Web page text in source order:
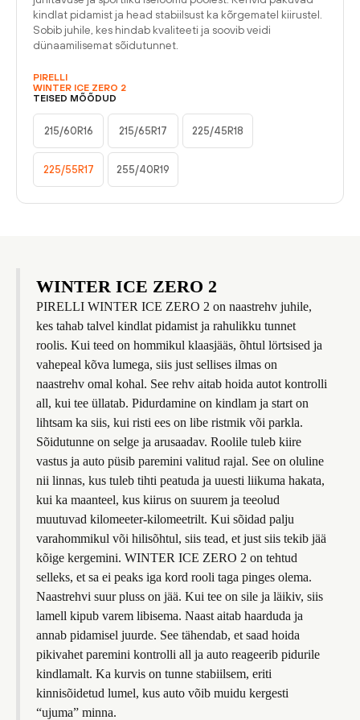
kindlat pidamist ja head stabiilsust ka kõrgematel kiirustel.
Sobib juhile, kes hindab kvaliteeti ja soovib veidi
dünaamilisemat sõidutunnet.
PIRELLI
WINTER ICE ZERO 2
TEISED MÕÕDUD
215/60R16 215/65R17 225/45R18
225/55R17 255/40R19
WINTER ICE ZERO 2
PIRELLI WINTER ICE ZERO 2 on naastrehv juhile,
kes tahab talvel kindlat pidamist ja rahulikku tunnet
roolis. Kui teed on hommikul klaasjääs, õhtul lörtsised ja
vahepeal kõva lumega, siis just sellises ilmas on
naastrehv omal kohal. See rehv aitab hoida autot kontrolli
all, kui tee üllatab. Pidurdamine on kindlam ja start on
lihtsam ka siis, kui risti ees on libe ristmik või parkla.
Sõidutunne on selge ja arusaadav. Roolile tuleb kiire
vastus ja auto püsib paremini valitud rajal. See on oluline
nii linnas, kus tuleb tihti peatuda ja uuesti liikuma hakata,
kui ka maanteel, kus kiirus on suurem ja teeolud
muutuvad kilomeeter-kilomeetrilt. Kui sõidad palju
varahommikul või hilisõhtul, siis tead, et just siis tekib jää
kõige kergemini. WINTER ICE ZERO 2 on tehtud
selleks, et sa ei peaks iga kord rooli taga pinges olema.
Naastrehvi suur pluss on jää. Kui tee on sile ja läikiv, siis
lamell kipub varem libisema. Naast aitab haarduda ja
annab pidamisel juurde. See tähendab, et saad hoida
pikivahet paremini kontrolli all ja auto reageerib pidurile
kindlamalt. Ka kurvis on tunne stabiilsem, eriti
kinnisõidetud lumel, kus auto võib muidu kergesti
“ujuma” minna.